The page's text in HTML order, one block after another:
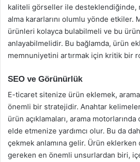
kaliteli görseller ile desteklendiğinde,
alma kararlarını olumlu yönde etkiler.
ürünleri kolayca bulabilmeli ve bu
anlayabilmelidir. Bu bağlamda, ürün
memnuniyetini artırmak için kritik bir
SEO ve Görünürlük
E-ticaret sitenize ürün eklemek,
önemli bir stratejidir. Anahtar
ürün açıklamaları, arama motorlarında
elde etmenize yardımcı olur. Bu da
çekmek anlamına gelir. Ürün
gereken en önemli unsurlardan biri,